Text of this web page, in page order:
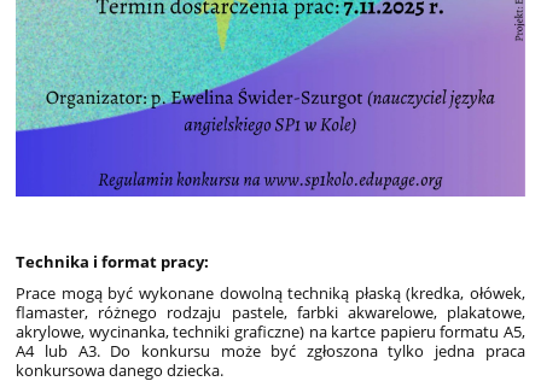
Technika i format pracy:
Prace mogą być wykonane dowolną techniką płaską (kredka, ołówek,
flamaster, różnego rodzaju pastele, farbki akwarelowe, plakatowe,
akrylowe, wycinanka, techniki graficzne) na kartce papieru formatu A5,
A4 lub A3. Do konkursu może być zgłoszona tylko jedna praca
konkursowa danego dziecka.